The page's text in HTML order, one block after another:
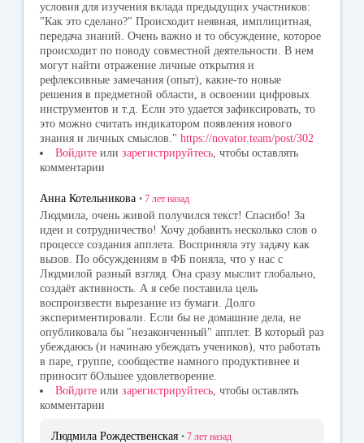
условия для изучения вклада предыдущих участников:
"Как это сделано?" Происходит неявная, имплицитная,
передача знаний. Очень важно и то обсуждение, которое
происходит по поводу совместной деятельности. В нем
могут найти отражение личные открытия и
рефлексивные замечания (опыт), какие-то новые
решения в предметной области, в освоении цифровых
инструментов и т.д. Если это удается зафиксировать, то
это можно считать индикатором появления нового
знания и личных смыслов." https://novator.team/post/302
Войдите или зарегистрируйтесь, чтобы оставлять
комментарии
Анна Котельникова • 7 лет назад
Людмила, очень живой получился текст! Спасибо! За
идеи и сотрудничество! Хочу добавить несколько слов о
процессе создания апплета. Восприняла эту задачу как
вызов. По обсуждениям в ФБ поняла, что у нас с
Людмилой разный взгляд. Она сразу мыслит глобально,
создаёт активность. А я себе поставила цель
воспроизвести вырезание из бумаги. Долго
экспериментировали. Если бы не домашние дела, не
опубликовала бы "незаконченный" апплет. В который раз
убеждаюсь (и начинаю убеждать учеников), что работать
в паре, группе, сообществе намного продуктивнее и
приносит бОльшее удовлетворение.
Войдите или зарегистрируйтесь , чтобы оставлять
комментарии
Людмила Рождественская • 7 лет назад